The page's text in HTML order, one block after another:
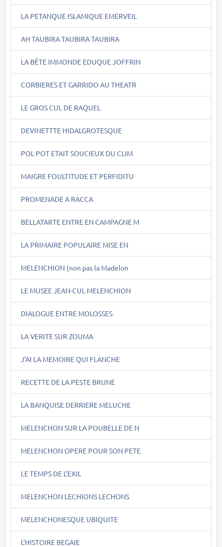
LA PETANQUE ISLAMIQUE EMERVEIL
AH TAUBIRA TAUBIRA TAUBIRA
LA BÊTE IMMONDE EDUQUE JOFFRIN
CORBIERES ET GARRIDO AU THEATR
LE GROS CUL DE RAQUEL
DEVINETTTE HIDALGROTESQUE
POL POT ETAIT SOUCIEUX DU CLIM
MAIGRE FOULTITUDE ET PERFIDITU
PROMENADE A RACCA
BELLATARTE ENTRE EN CAMPAGNE M
LA PRIMAIRE POPULAIRE MISE EN
MELENCHION (non pas la Madelon
LE MUSEE JEAN-CUL MELENCHION
DIALOGUE ENTRE MOLOSSES
LA VERITE SUR ZOUMA
J'AI LA MEMOIRE QUI FLANCHE
RECETTE DE LA PESTE BRUNE
LA BANQUISE DERRIERE MELUCHE
MELENCHON SUR LA POUBELLE DE N
MELENCHON OPERE POUR SON PETE
LE TEMPS DE L'EXIL
MELENCHON LECHIONS LECHONS
MELENCHONESQUE UBIQUITE
L'HISTOIRE BEGAIE